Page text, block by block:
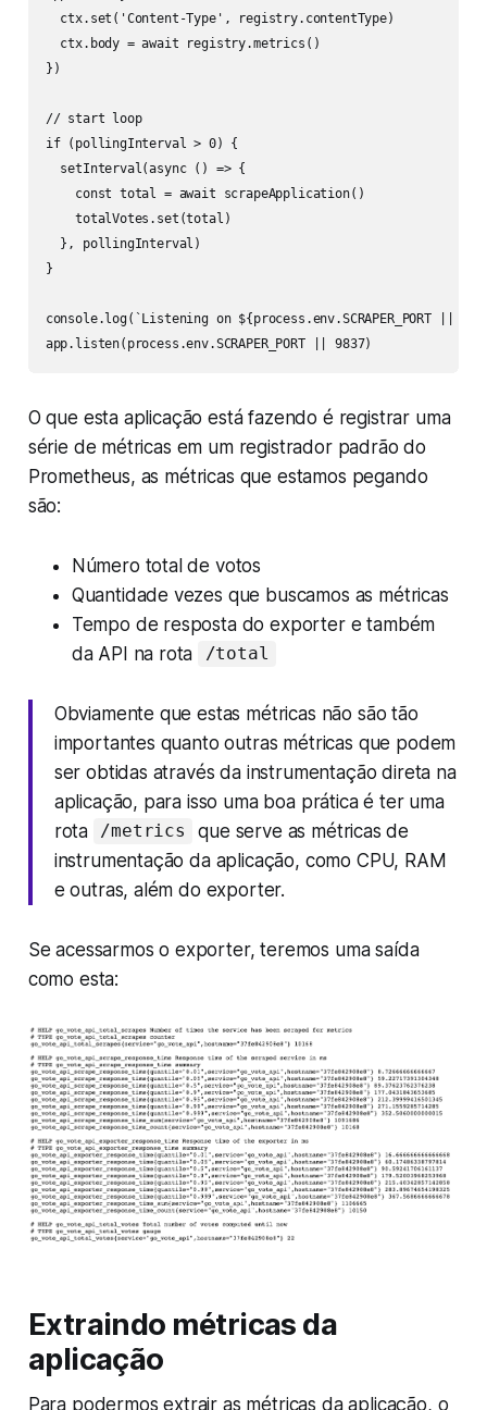
  ctx.set('Content-Type', registry.contentType)
  ctx.body = await registry.metrics()
})
// start loop
if (pollingInterval > 0) {
  setInterval(async () => {
    const total = await scrapeApplication()
    totalVotes.set(total)
  }, pollingInterval)
}
console.log(`Listening on ${process.env.SCRAPER_PORT ||
app.listen(process.env.SCRAPER_PORT || 9837)
O que esta aplicação está fazendo é registrar uma
série de métricas em um registrador padrão do
Prometheus, as métricas que estamos pegando
são:
Número total de votos
Quantidade vezes que buscamos as métricas
Tempo de resposta do exporter e também
da API na rota
/total
Obviamente que estas métricas não são tão
importantes quanto outras métricas que podem
ser obtidas através da instrumentação direta na
aplicação, para isso uma boa prática é ter uma
rota
/metrics
que serve as métricas de
instrumentação da aplicação, como CPU, RAM
e outras, além do exporter.
Se acessarmos o exporter, teremos uma saída
como esta:
Extraindo métricas da
aplicação
Para podermos extrair as métricas da aplicação, o